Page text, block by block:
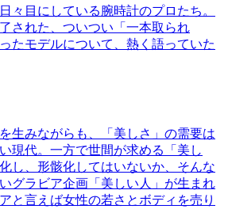
々目にしている腕時計のプロたち。
された、ついつい「一本取られ
たモデルについて、熱く語っていた
生みながらも、「美しさ」の需要は
現代。一方で世間が求める「美し
し、形骸化してはいないか、そんな
グラビア企画「美しい人」が生まれ
と言えば女性の若さとボディを売り